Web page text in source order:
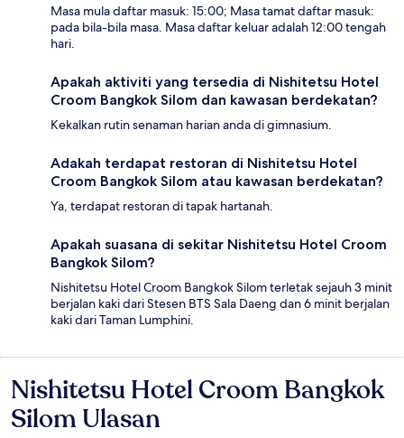
Masa mula daftar masuk: 15:00; Masa tamat daftar masuk:
pada bila-bila masa. Masa daftar keluar adalah 12:00 tengah
hari.
Apakah aktiviti yang tersedia di Nishitetsu Hotel
Croom Bangkok Silom dan kawasan berdekatan?
Kekalkan rutin senaman harian anda di gimnasium.
Adakah terdapat restoran di Nishitetsu Hotel
Croom Bangkok Silom atau kawasan berdekatan?
Ya, terdapat restoran di tapak hartanah.
Apakah suasana di sekitar Nishitetsu Hotel Croom
Bangkok Silom?
Nishitetsu Hotel Croom Bangkok Silom terletak sejauh 3 minit
berjalan kaki dari Stesen BTS Sala Daeng dan 6 minit berjalan
kaki dari Taman Lumphini.
Ulasan
Nishitetsu Hotel Croom Bangkok
Silom Ulasan